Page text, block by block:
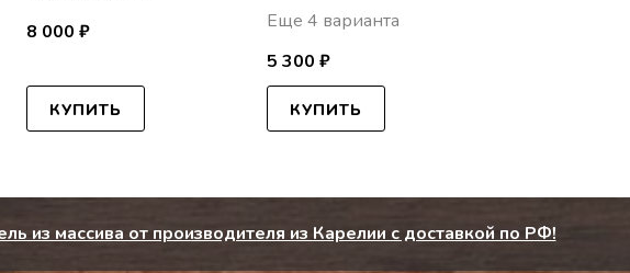
8 000 ₽
КУПИТЬ
Еще 4 варианта
5 300 ₽
КУПИТЬ
из массива от производителя из Карелии с доставкой по РФ!